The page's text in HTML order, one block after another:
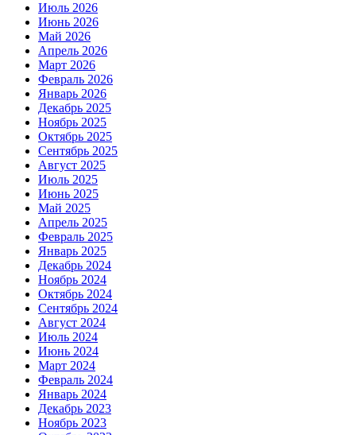
Июль 2026
Июнь 2026
Май 2026
Апрель 2026
Март 2026
Февраль 2026
Январь 2026
Декабрь 2025
Ноябрь 2025
Октябрь 2025
Сентябрь 2025
Август 2025
Июль 2025
Июнь 2025
Май 2025
Апрель 2025
Февраль 2025
Январь 2025
Декабрь 2024
Ноябрь 2024
Октябрь 2024
Сентябрь 2024
Август 2024
Июль 2024
Июнь 2024
Март 2024
Февраль 2024
Январь 2024
Декабрь 2023
Ноябрь 2023